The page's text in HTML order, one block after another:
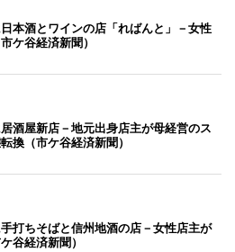
本酒とワインの店「ればんと」－女性
ケ谷経済新聞）
酒屋新店－地元出身店主が母経営のス
換（市ケ谷経済新聞）
打ちそばと信州地酒の店－女性店主が
谷経済新聞）